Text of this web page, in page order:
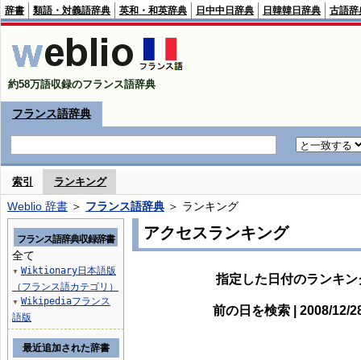
辞書 類語・対義語辞典 英和・和英辞典 日中中日辞典 日韓韓日辞典 古語辞
約58万語収録のフランス語辞典
フランス語辞典
索引 ランキング
Weblio 辞書 ＞ フランス語辞典 ＞ ランキング
アクセスランキング
指定した日付のランキ
前の日を検索 | 2008/12/
フランス語辞典収録辞書
全て
▼ Wiktionary日本語版
（フランス語カテゴリ）
▼ Wikipediaフランス
語版
最近追加された辞書